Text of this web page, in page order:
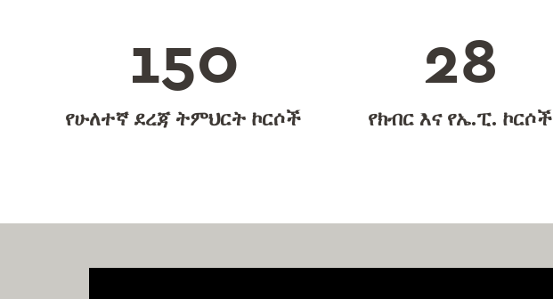
150
የሁለተኛ ደረጃ ትምህርት ኮርሶች
28
የክብር እና የኤ.ፒ. ኮርሶች